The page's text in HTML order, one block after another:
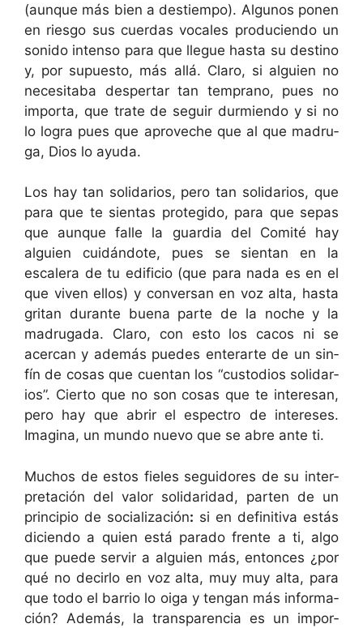
(aunque más bien a destiem­po). Algunos ponen
en ries­go sus cuer­das vocales pro­ducien­do un
sonido inten­so para que llegue has­ta su des­ti­no
y, por supuesto, más allá. Claro, si alguien no
nece­sita­ba des­per­tar tan tem­pra­no, pues no
impor­ta, que trate de seguir dur­mien­do y si no
lo logra pues que aproveche que al que madru­
ga, Dios lo ayuda.
Los hay tan sol­i­dar­ios, pero tan sol­i­dar­ios, que
para que te sien­tas pro­te­gi­do, para que sepas
que aunque falle la guardia del Comité hay
alguien cuidán­dote, pues se sien­tan en la
escalera de tu edi­fi­cio (que para nada es en el
que viv­en ellos) y con­ver­san en voz alta, has­ta
gri­tan durante bue­na parte de la noche y la
madru­ga­da. Claro, con esto los cacos ni se
acer­can y además puedes enter­arte de un sin­
fín de cosas que cuen­tan los “cus­to­dios sol­i­dar­
ios”. Cier­to que no son cosas que te intere­san,
pero hay que abrir el espec­tro de intere­ses.
Imag­i­na, un mun­do nue­vo que se abre ante ti.
Muchos de estos fieles seguidores de su inter­
pretación del val­or sol­i­dari­dad, parten de un
prin­ci­pio de social­ización: si en defin­i­ti­va estás
dicien­do a quien está para­do frente a ti, algo
que puede servir a alguien más, entonces ¿por
qué no decir­lo en voz alta, muy muy alta, para
que todo el bar­rio lo oiga y ten­gan más infor­ma­
ción? Además, la trans­paren­cia es un impor­